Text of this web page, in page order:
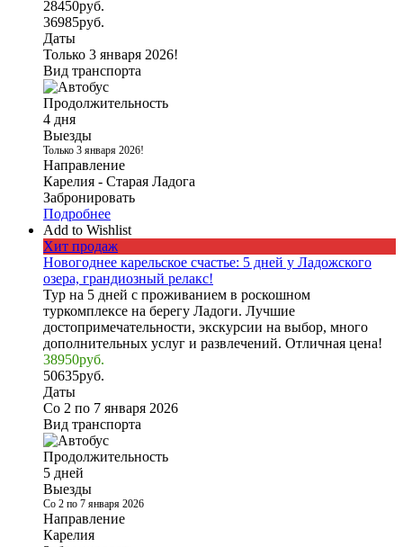
28450руб.
36985руб.
Даты
Только 3 января 2026!
Вид транспорта
Продолжительность
4 дня
Выезды
Только 3 января 2026!
Направление
Карелия - Старая Ладога
Забронировать
Подробнее
Add to Wishlist
Хит продаж
Новогоднее карельское счастье: 5 дней у Ладожского
озера, грандиозный релакс!
Тур на 5 дней с проживанием в роскошном
туркомплексе на берегу Ладоги. Лучшие
достопримечательности, экскурсии на выбор, много
дополнительных услуг и развлечений. Отличная цена!
38950руб.
50635руб.
Даты
Со 2 по 7 января 2026
Вид транспорта
Продолжительность
5 дней
Выезды
Со 2 по 7 января 2026
Направление
Карелия